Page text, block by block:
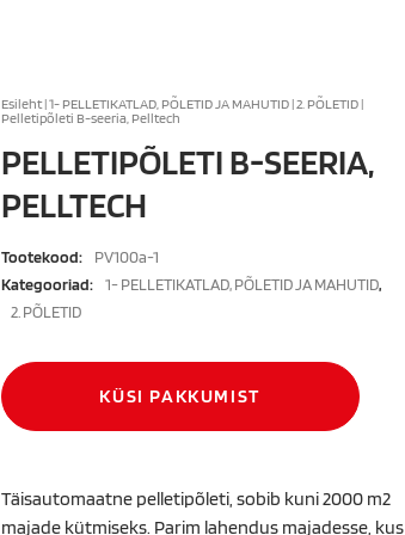
Esileht|1- PELLETIKATLAD, PÕLETID JA MAHUTID|2. PÕLETID|
Pelletipõleti B-seeria, Pelltech
PELLETIPÕLETI B-SEERIA,
PELLTECH
Tootekood:
PV100a-1
Kategooriad:
1- PELLETIKATLAD, PÕLETID JA MAHUTID,
2. PÕLETID
KÜSI PAKKUMIST
Täisautomaatne pelletipõleti, sobib kuni 2000 m2
majade kütmiseks. Parim lahendus majadesse, kus